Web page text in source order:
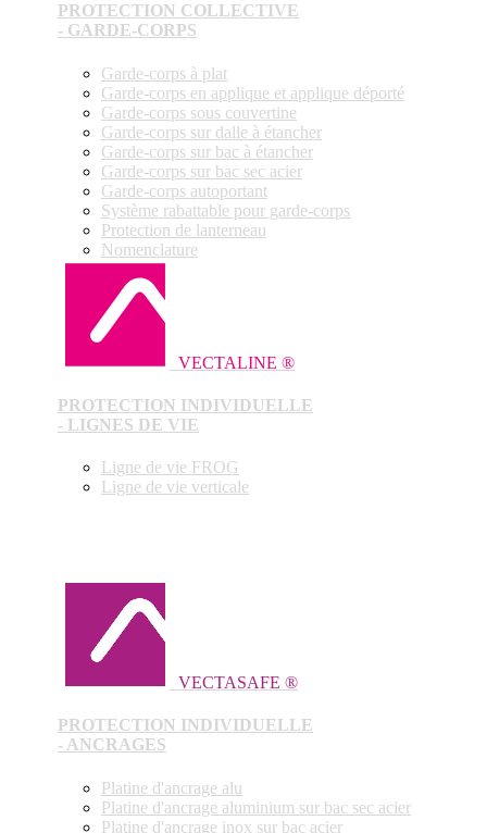
PROTECTION COLLECTIVE
- GARDE-CORPS
Garde-corps à plat
Garde-corps en applique et applique déporté
Garde-corps sous couvertine
Garde-corps sur dalle à étancher
Garde-corps sur bac à étancher
Garde-corps sur bac sec acier
Garde-corps autoportant
Système rabattable pour garde-corps
Protection de lanterneau
Nomenclature
VECTALINE ®
PROTECTION INDIVIDUELLE
- LIGNES DE VIE
Ligne de vie FROG
Ligne de vie verticale
VECTASAFE ®
PROTECTION INDIVIDUELLE
- ANCRAGES
Platine d'ancrage alu
Platine d'ancrage aluminium sur bac sec acier
Platine d'ancrage inox sur bac acier